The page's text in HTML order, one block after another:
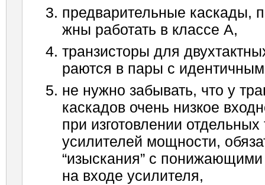
предварительные каскады,
жны работать в классе А,
транзисторы для
раются в пары с
не нужно забывать, что у
каскадов очень низкое
при изготовлении
усилителей мощности,
“изыскания” с
на входе усилителя,